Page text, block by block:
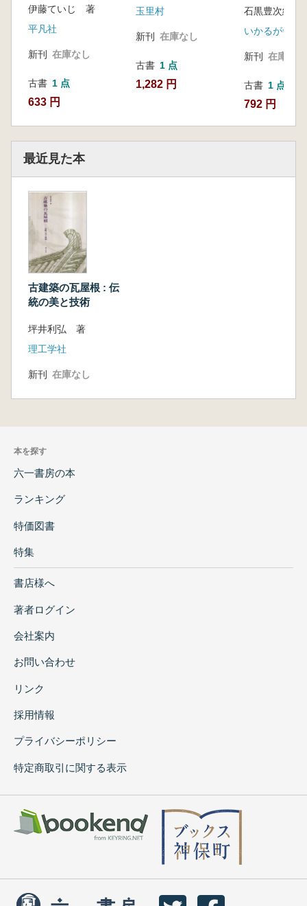
伊藤ていじ 著
平凡社
新刊 在庫なし
古書 1 点
633 円
小松家住宅
玉里村
新刊 在庫なし
古書 1 点
1,282 円
石黒豊次編
いかるが舎
新刊 在庫なし
古書 1 点
792 円
最近見た本
古建築の瓦屋根 : 伝
統の美と技術
坪井利弘 著
理工学社
新刊 在庫なし
本を探す
六一書房の本
ランキング
特価図書
特集
書店様へ
著者ログイン
会社案内
お問い合わせ
リンク
採用情報
プライバシーポリシー
特定商取引に関する表示